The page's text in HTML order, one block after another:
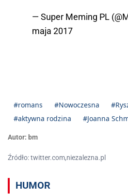
— Super Meming PL
maja 2017
#romans #Nowoczesna
#aktywna rodzina
#Joanna
Autor: bm
Źródło: twitter.com,niezalezna.pl
HUMOR